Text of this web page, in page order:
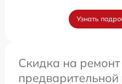
Узнать
Скидка на
предварительной